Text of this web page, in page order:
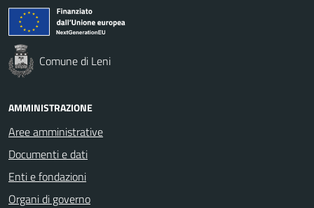
Comune di Leni
AMMINISTRAZIONE
Aree amministrative
Documenti e dati
Enti e fondazioni
Organi di governo